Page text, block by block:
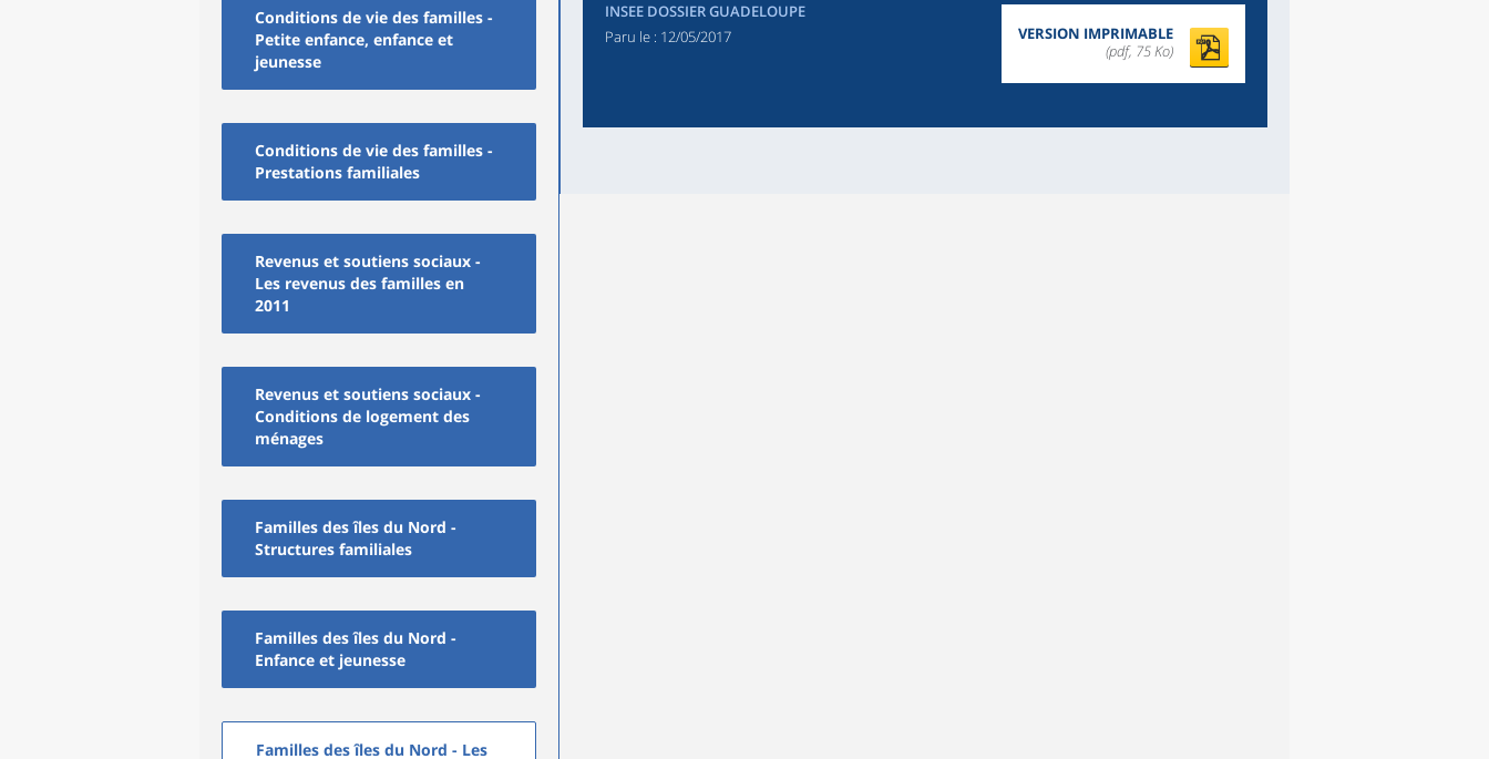
Conditions de vie des familles -
Petite enfance, enfance et
jeunesse
Conditions de vie des familles -
Prestations familiales
Revenus et soutiens sociaux -
Les revenus des familles en
2011
Revenus et soutiens sociaux -
Conditions de logement des
ménages
Familles des îles du Nord -
Structures familiales
Familles des îles du Nord -
Enfance et jeunesse
Familles des îles du Nord - Les
INSEE DOSSIER GUADELOUPE
Paru le : 12/05/2017
VERSION IMPRIMABLE
(pdf, 75 Ko)